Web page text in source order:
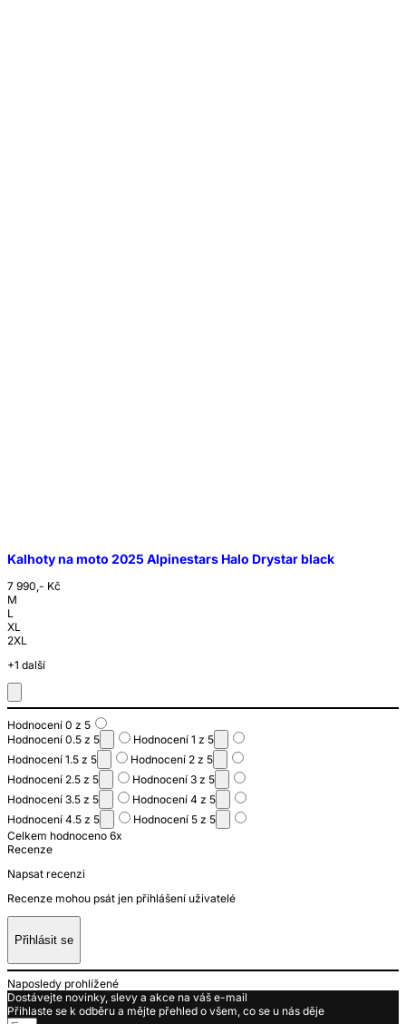
Kalhoty na moto 2025 Alpinestars Halo Drystar black
7 990,- Kč
M
L
XL
2XL
+1 další
Hodnocení 0 z 5
Hodnocení 0.5 z 5
Hodnocení 1 z 5
Hodnocení 1.5 z 5
Hodnocení 2 z 5
Hodnocení 2.5 z 5
Hodnocení 3 z 5
Hodnocení 3.5 z 5
Hodnocení 4 z 5
Hodnocení 4.5 z 5
Hodnocení 5 z 5
Celkem hodnoceno 6x
Recenze
Napsat recenzi
Recenze mohou psát jen přihlášení uživatelé
Přihlásit se
Naposledy prohlížené
Dostávejte novinky, slevy a akce na váš e-mail
Přihlaste se k odběru a mějte přehled o všem, co se u nás děje